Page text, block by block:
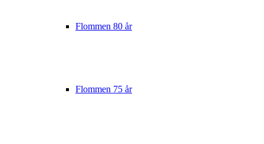
Flommen 80 år
Flommen 75 år